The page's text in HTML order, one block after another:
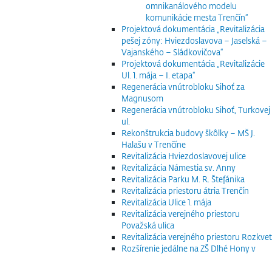
omnikanálového modelu
komunikácie mesta Trenčín“
Projektová dokumentácia „Revitalizácia
pešej zóny: Hviezdoslavova – Jaselská –
Vajanského – Sládkovičova“
Projektová dokumentácia „Revitalizácie
Ul. 1. mája – I. etapa“
Regenerácia vnútrobloku Sihoť za
Magnusom
Regenerácia vnútrobloku Sihoť, Turkovej
ul.
Rekonštrukcia budovy škôlky – MŠ J.
Halašu v Trenčíne
Revitalizácia Hviezdoslavovej ulice
Revitalizácia Námestia sv. Anny
Revitalizácia Parku M. R. Štefánika
Revitalizácia priestoru átria Trenčín
Revitalizácia Ulice 1. mája
Revitalizácia verejného priestoru
Považská ulica
Revitalizácia verejného priestoru Rozkvet
Rozšírenie jedálne na ZŠ Dlhé Hony v